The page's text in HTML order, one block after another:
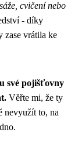
cvičení nebo
- díky
zase vrátila ke
své pojišťovny
Věřte mi, že ty
nevyužít to, na